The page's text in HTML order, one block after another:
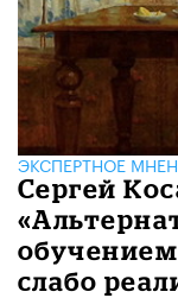
ЭКСПЕРТНОЕ
Сергей
слабо